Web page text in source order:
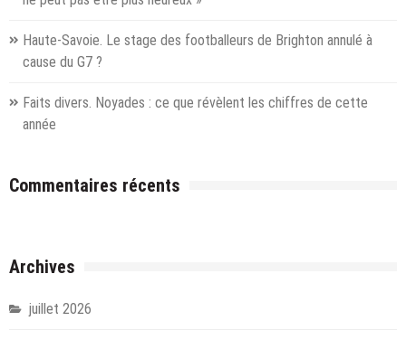
Haute-Savoie. Le stage des footballeurs de Brighton annulé à
cause du G7 ?
Faits divers. Noyades : ce que révèlent les chiffres de cette
année
Commentaires récents
Archives
juillet 2026